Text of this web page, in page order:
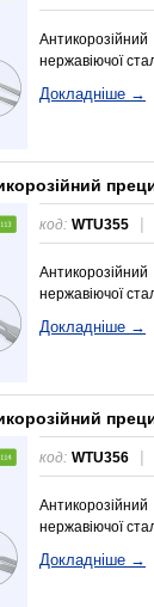
нержавіючої
Докладніше →
код: WTU355
нержавіючої
Докладніше →
код: WTU356
нержавіючої
Докладніше →